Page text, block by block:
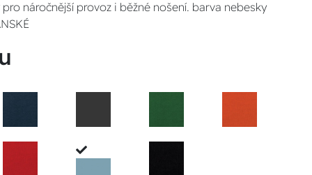
náročnější provoz i běžné nošení. barva nebesky